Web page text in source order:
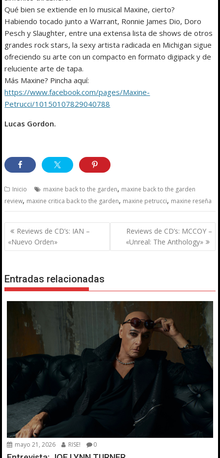
Qué bien se extiende en lo musical Maxine, cierto?
Habiendo tocado junto a Warrant, Ronnie James Dio, Doro
Pesch y Slaughter, entre una extensa lista de shows de otros
grandes rock stars, la sexy artista radicada en Michigan sigue
ofreciendo su arte con un compacto en formato digipack y de
reluciente arte de tapa.
Más Maxine? Pincha aquí:
https://www.facebook.com/pages/Maxine-
Petrucci/10150107829040788
Lucas Gordon.
Inicio maxine back to the garden, maxine back to the garden
review, maxine critica back to the garden, maxine petrucci, maxine reseña
Navegación
de
entradas
Reviews de CD’s: IAN –
«Nuevo Orden»
Reviews de CD’s: MCCOY –
«Unreal: The Anthology»
Entradas relacionadas
mayo 21, 2026 RISE! 0